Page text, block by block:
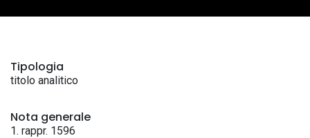
Tipologia
titolo analitico
Nota generale
1. rappr. 1596